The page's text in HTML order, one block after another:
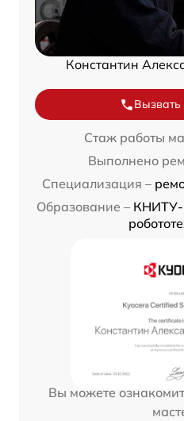
Константин
Вызвать
Стаж работы
Выполнено
Специализация –
Образование – КНИТУ-
Вы можете